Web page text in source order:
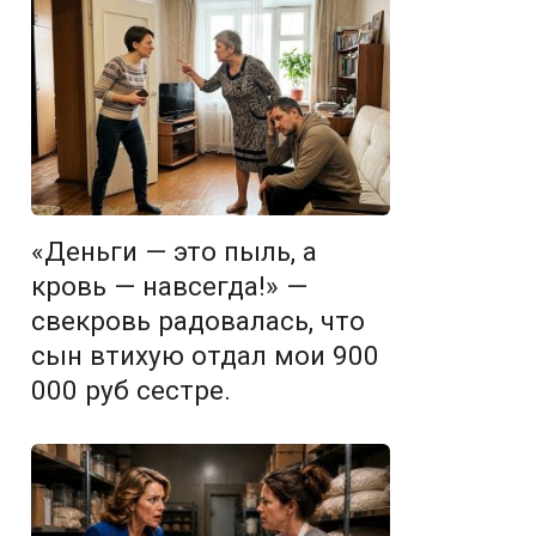
«Деньги — это пыль, а
кровь — навсегда!» —
свекровь радовалась, что
сын втихую отдал мои 900
000 руб сестре.